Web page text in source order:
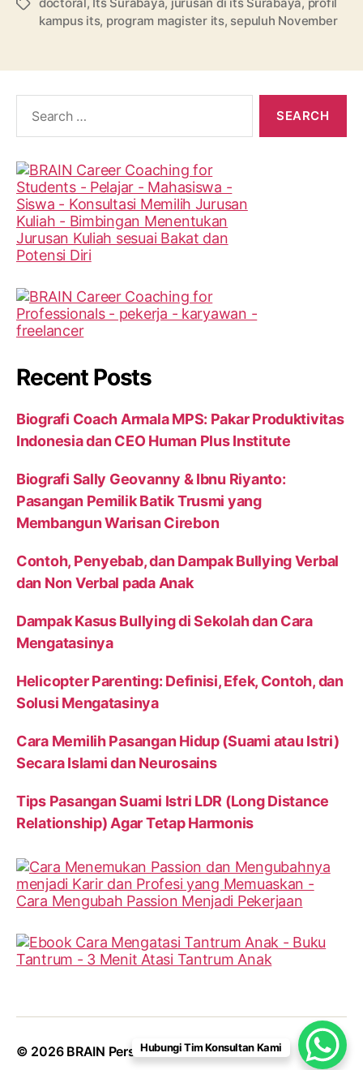
Tags
kampus its, program magister its, sepuluh November
Recent Posts
Biografi Coach Armala MPS: Pakar Produktivitas
Indonesia dan CEO Human Plus Institute
Biografi Sally Geovanny & Ibnu Riyanto:
Pasangan Pemilik Batik Trusmi yang
Membangun Warisan Cirebon
Contoh, Penyebab, dan Dampak Bullying Verbal
dan Non Verbal pada Anak
Dampak Kasus Bullying di Sekolah dan Cara
Mengatasinya
Helicopter Parenting: Definisi, Efek, Contoh, dan
Solusi Mengatasinya
Cara Memilih Pasangan Hidup (Suami atau Istri)
Secara Islami dan Neurosains
Tips Pasangan Suami Istri LDR (Long Distance
Relationship) Agar Tetap Harmonis
© 2026 BRAIN Personalities Up↑
Hubungi Tim Konsultan Kami